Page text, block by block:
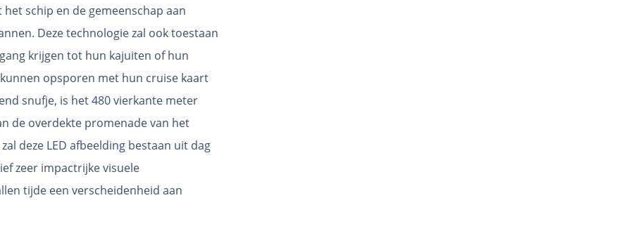
schip en de gemeenschap aan
Deze technologie zal ook toestaan
krijgen tot hun kajuiten of hun
opsporen met hun cruise kaart
snufje, is het 480 vierkante meter
de overdekte promenade van het
deze LED afbeelding bestaan uit dag
zeer impactrijke visuele
tijde een verscheidenheid aan